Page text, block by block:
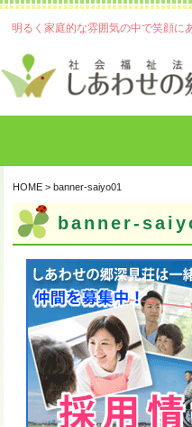
明るく家庭的な雰囲気の中で笑顔に
HOME >banner-saiyo01
banner-